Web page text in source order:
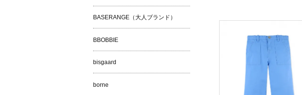
BASERANGE（大人ブランド）
BBOBBIE
bisgaard
borne